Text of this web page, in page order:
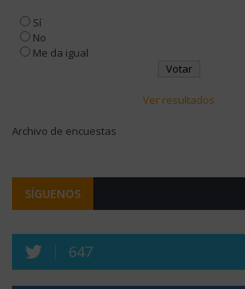
Sí
No
Me da igual
Ver resultados
Archivo de encuestas
SÍGUENOS
647